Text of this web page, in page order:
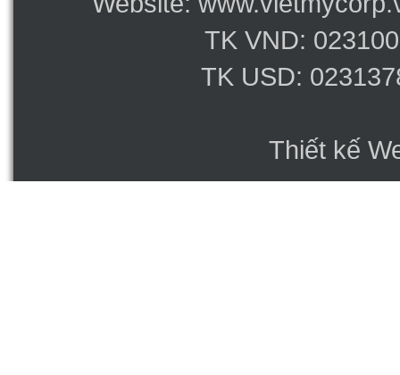
TK VND:
TK USD:
Thiết kế